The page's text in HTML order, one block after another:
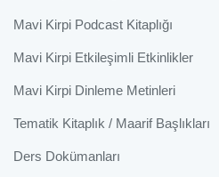
Mavi Kirpi Podcast Kitaplığı
Mavi Kirpi Etkileşimli Etkinlikler
Mavi Kirpi Dinleme Metinleri
Tematik Kitaplık / Maarif Başlıkları
Ders Dokümanları